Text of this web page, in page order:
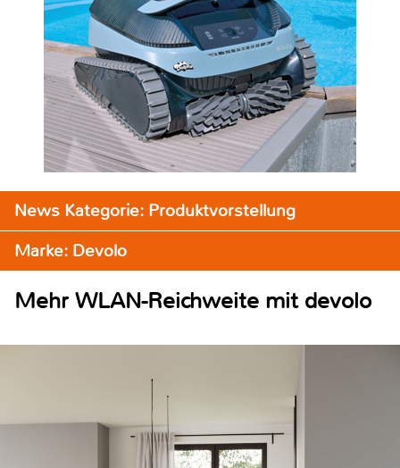
News Kategorie: Produktvorstellung
Marke: Devolo
Mehr WLAN-Reichweite mit devolo